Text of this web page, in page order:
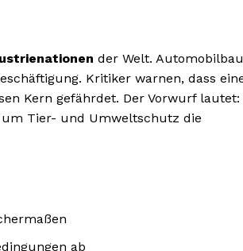
der Welt.
Kritiker warnen, dass
Kern gefährdet. Der Vorwurf lautet:
Tier- und Umweltschutz die
ab